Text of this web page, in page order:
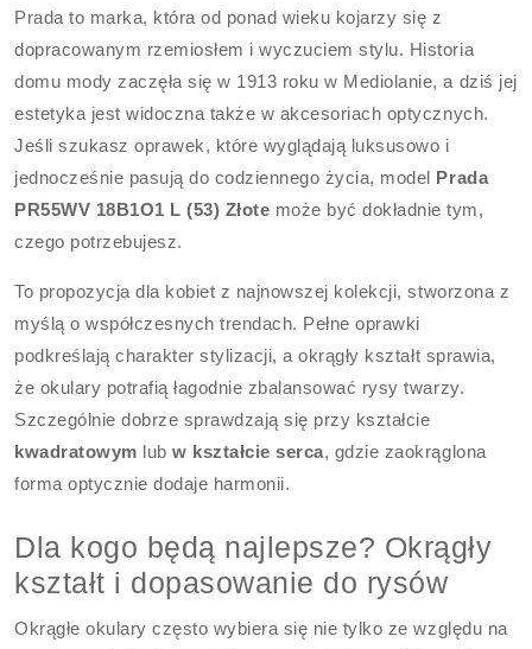
Prada to marka, która od ponad wieku kojarzy się z
dopracowanym rzemiosłem i wyczuciem stylu. Historia
domu mody zaczęła się w 1913 roku w Mediolanie, a dziś jej
estetyka jest widoczna także w akcesoriach optycznych.
Jeśli szukasz oprawek, które wyglądają luksusowo i
jednocześnie pasują do codziennego życia, model Prada
PR55WV 18B1O1 L (53) Złote może być dokładnie tym,
czego potrzebujesz.
To propozycja dla kobiet z najnowszej kolekcji, stworzona z
myślą o współczesnych trendach. Pełne oprawki
podkreślają charakter stylizacji, a okrągły kształt sprawia,
że okulary potrafią łagodnie zbalansować rysy twarzy.
Szczególnie dobrze sprawdzają się przy kształcie
kwadratowym lubw kształcie serca, gdzie zaokrąglona
forma optycznie dodaje harmonii.
Dla kogo będą najlepsze? Okrągły
kształt i dopasowanie do rysów
Okrągłe okulary często wybiera się nie tylko ze względu na